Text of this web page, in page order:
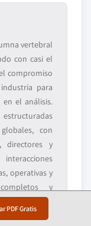
PDF Gratis
vertebral
con casi el
compromiso
para
el análisis.
con
directores y
operativas y
y